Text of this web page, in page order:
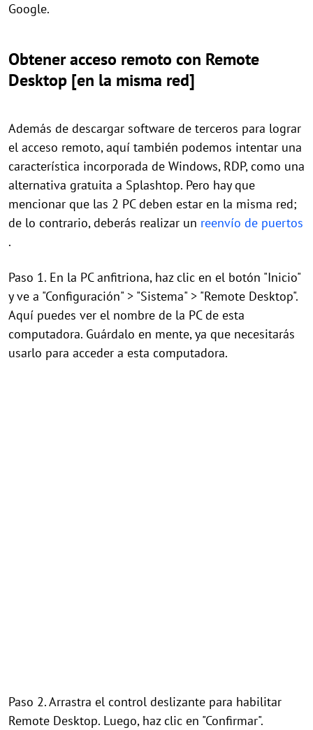
Google.
Obtener acceso remoto con Remote
Desktop [en la misma red]
Además de descargar software de terceros para lograr
el acceso remoto, aquí también podemos intentar una
característica incorporada de Windows, RDP, como una
alternativa gratuita a Splashtop. Pero hay que
mencionar que las 2 PC deben estar en la misma red;
de lo contrario, deberás realizar un reenvío de puertos
.
Paso 1. En la PC anfitriona, haz clic en el botón "Inicio"
y ve a "Configuración" > "Sistema" > "Remote Desktop".
Aquí puedes ver el nombre de la PC de esta
computadora. Guárdalo en mente, ya que necesitarás
usarlo para acceder a esta computadora.
Paso 2. Arrastra el control deslizante para habilitar
Remote Desktop. Luego, haz clic en "Confirmar".